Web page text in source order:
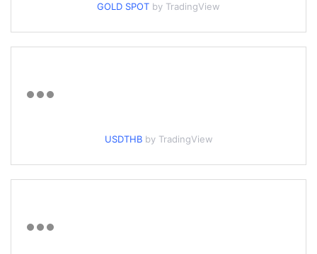
GOLD SPOT by TradingView
USDTHB by TradingView